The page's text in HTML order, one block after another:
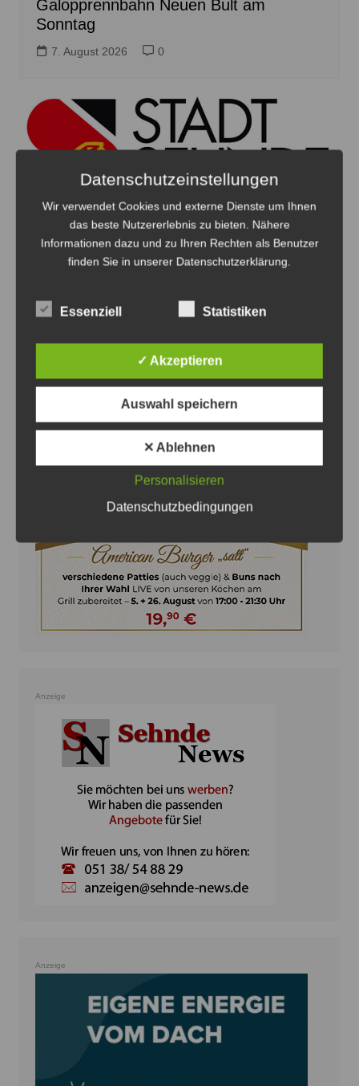
Galopprennbahn Neuen Bult am
Sonntag
7. August 2026 0
Amtliche Bekanntmachung der Stadt
7. August 2026
Anzeige
Anzeige
Datenschutzeinstellungen
Wir verwendet Cookies und externe Dienste um Ihnen
das beste Nutzererlebnis zu bieten. Nähere
Informationen dazu und zu Ihren Rechten als Benutzer
finden Sie in unserer Datenschutzerklärung.
Essenziell Statistiken
✓ Akzeptieren
Auswahl speichern
✕ Ablehnen
Personalisieren
Datenschutzbedingungen